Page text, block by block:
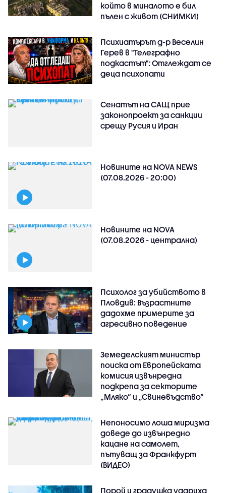
който в миналото е бил
пълен с живот (СНИМКИ)
Психиатърът д-р Веселин
Герев в "Телеграфно
подкастът": Отглеждат се
деца психопати
Сенатът на САЩ прие
законопроект за санкции
срещу Русия и Иран
Новините на NOVA NEWS
(07.08.2026 - 20:00)
Новините на NOVA
(07.08.2026 - централна)
Психолог за убийството в
Пловдив: Възрастните
дадохме примерите за
агресивно поведение
Земеделският министър
поиска от Европейската
комисия извънредна
подкрепа за секторите
„Мляко“ и „Свиневъдство“
Непоносимо лоша миризма
доведе до извънредно
кацане на самолет,
пътуващ за Франкфурт
(ВИДЕО)
Порой и градушка удариха